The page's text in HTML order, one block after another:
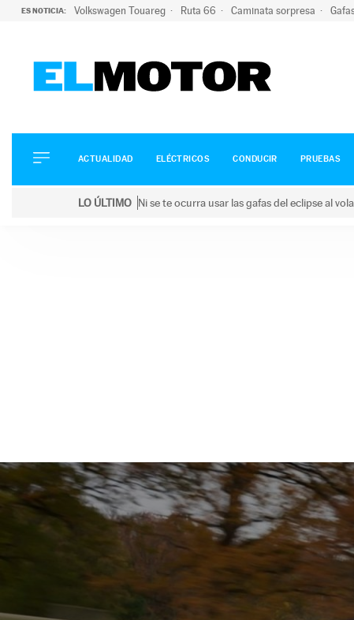
ES NOTICIA: Volkswagen Touareg Ruta 66 Caminata sorpresa
ELÉCTRICOS
CONDUCIR
ACTUALIDAD ELÉCTRICOS CONDUCIR PRUEBAS
LO ÚLTIMO Ni se te ocurra usar las gafas del eclipse al